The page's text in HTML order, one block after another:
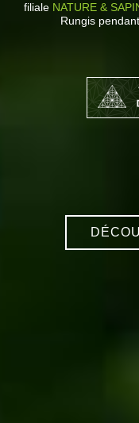
filiale NATURE &
Rungis